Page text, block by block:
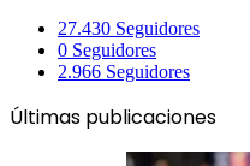
27.430 Seguidores
0 Seguidores
2.966 Seguidores
Últimas publicaciones